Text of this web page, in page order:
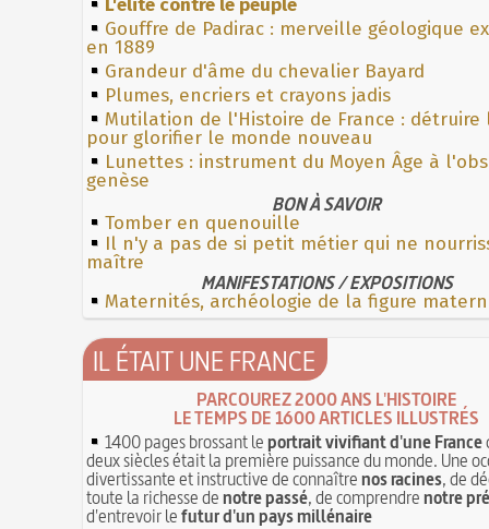
L'élite contre le peuple
Gouffre de Padirac : merveille géologique
en 1889
Grandeur d'âme du chevalier Bayard
Plumes, encriers et crayons jadis
Mutilation de l'Histoire de France : détruire
pour glorifier le monde nouveau
Lunettes : instrument du Moyen Âge à
genèse
BON À SAVOIR
Tomber en quenouille
Il n'y a pas de si petit métier qui ne
maître
MANIFESTATIONS / EXPOSITIONS
Maternités, archéologie de la figure
IL ÉTAIT UNE FRANCE
PARCOUREZ 2000 ANS L'HISTOIRE
LE TEMPS DE 1600 ARTICLES ILLUSTRÉS
1400 pages brossant leportrait vivifiant d'une France
deux siècles était la première puissance du monde. Une
divertissante et instructive de connaîtrenos racines, de
toute la richesse denotre passé, de comprendrenotre
d'entrevoir lefutur d'un pays millénaire